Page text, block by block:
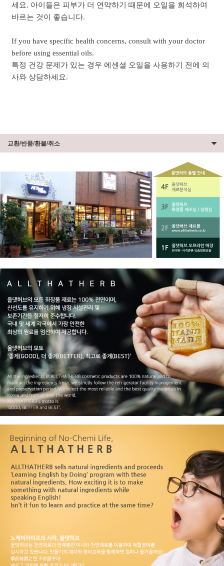
세요. 아이들은 피부가 더 연약하기 때문에 오일을 희석하여
바르는 것이 좋습니다.
If you have specific health concerns, consult with your doctor
before using essential oils.
특정 건강 문제가 있는 경우 에센셜 오일을 사용하기 전에 의
사와 상담하세요.
교환/반품/환불/취소